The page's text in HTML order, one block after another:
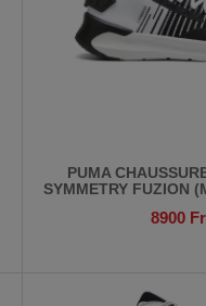
PUMA
SYMMETRY FUZION
8900 Fr